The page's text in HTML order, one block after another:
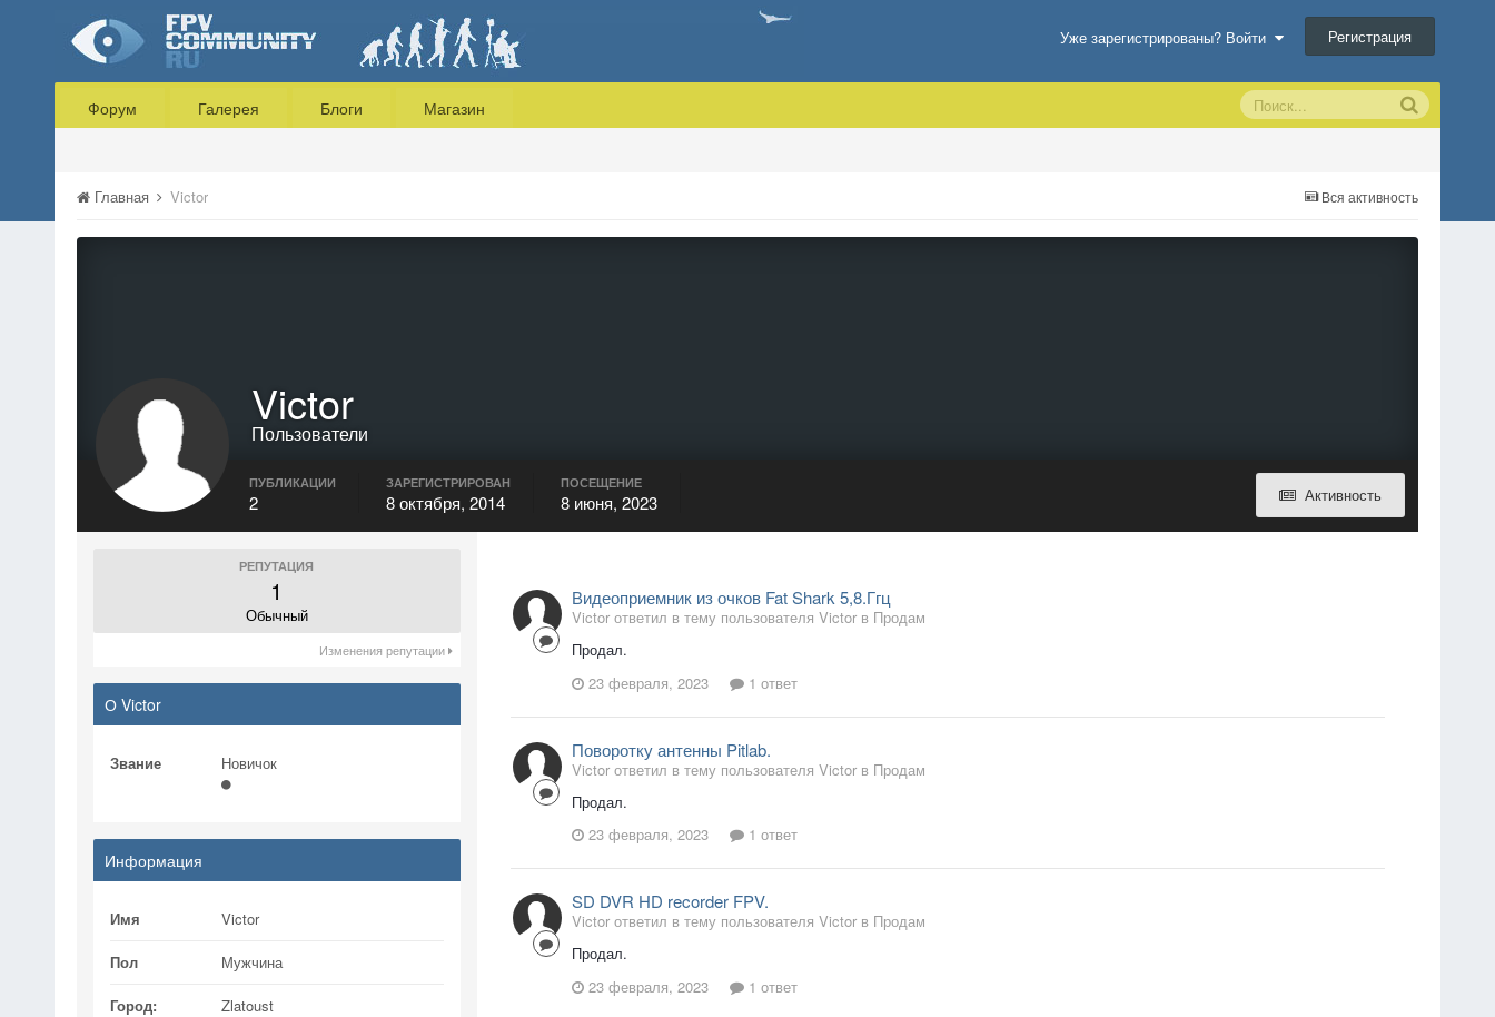
Уже зарегистрированы? Войти Регистрация
Форум Галерея Блоги Магазин
Вся активность
Главная Victor
Victor
Пользователи
Активность
ПУБЛИКАЦИИ
2
ЗАРЕГИСТРИРОВАН
8 октября, 2014
ПОСЕЩЕНИЕ
8 июня, 2023
РЕПУТАЦИЯ
1
Обычный
Изменения репутации
О Victor
Звание Новичок
Информация
Имя Victor
Пол Мужчина
Город: Zlatoust
Видеоприемник из очков Fat Shark 5,8.Ггц
Victor ответил в тему пользователя Victor в Продам
Продал.
23 февраля, 2023
1 ответ
Поворотку антенны Pitlab.
Victor ответил в тему пользователя Victor в Продам
Продал.
23 февраля, 2023
1 ответ
SD DVR HD recorder FPV.
Victor ответил в тему пользователя Victor в Продам
Продал.
23 февраля, 2023
1 ответ